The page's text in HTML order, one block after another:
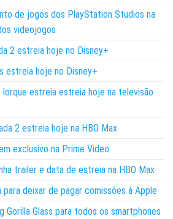
de jogos dos PlayStation Studios na
videojogos
2 estreia hoje no Disney+
estreia hoje no Disney+
estreia estreia hoje na televisão
2 estreia hoje na HBO Max
exclusivo na Prime Video
trailer e data de estreia na HBO Max
deixar de pagar comissões à Apple
Gorilla Glass para todos os smartphones